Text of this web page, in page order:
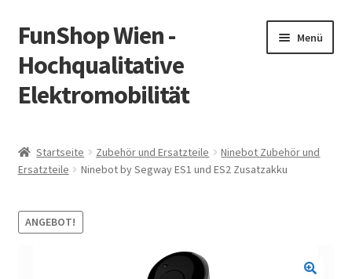
Zur
Navigation
springen
Zum
Inhalt
springen
FunShop Wien -
Hochqualitative
Elektromobilität
Menü
öffnen
Informationen zur Rechtslage in Österreich
Vorsicht Internetbetrug
öffnen
Startseite Zubehör und Ersatzteile
Ninebot Zubehör und
Ersatzteile
Ninebot by Segway ES1 und ES2 Zusatzakku
ANGEBOT!